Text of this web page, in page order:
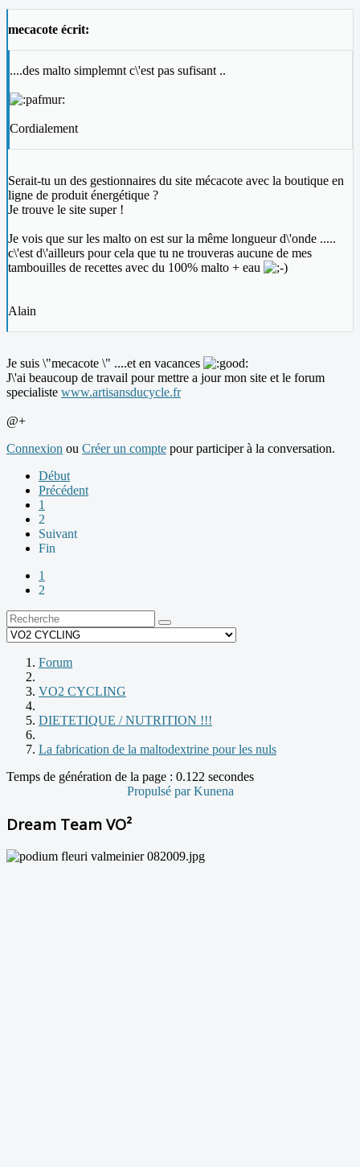
mecacote écrit:
....des malto simplemnt c\'est pas sufisant ..
Cordialement
Serait-tu un des gestionnaires du site mécacote avec la boutique en
ligne de produit énergétique ?
Je trouve le site super !
Je vois que sur les malto on est sur la même longueur d\'onde .....
c\'est d\'ailleurs pour cela que tu ne trouveras aucune de mes
tambouilles de recettes avec du 100% malto + eau
Alain
Je suis \"mecacote \" ....et en vacances
J\'ai beaucoup de travail pour mettre a jour mon site et le forum
specialiste www.artisansducycle.fr
@+
Connexion ou Créer un compte pour participer à la conversation.
Début
Précédent
1
2
Suivant
Fin
1
2
Forum
VO2 CYCLING
DIETETIQUE / NUTRITION !!!
La fabrication de la maltodextrine pour les nuls
Temps de génération de la page : 0.122 secondes
Propulsé parKunena
Dream Team VO²